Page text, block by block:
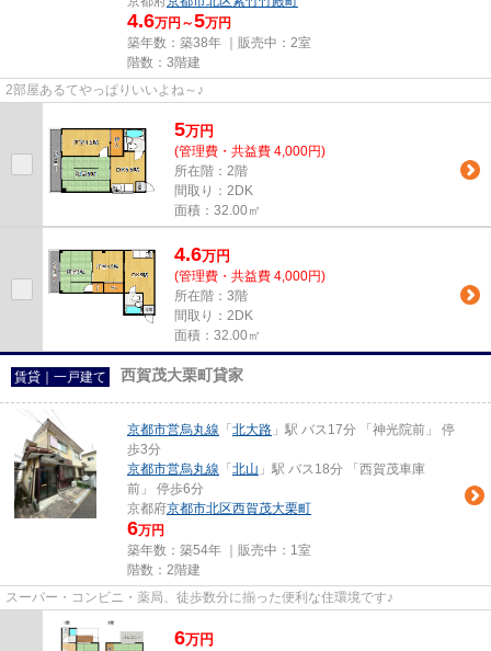
4.6万円～5万円
築年数：築38年 ｜販売中： 2室
階数：3階建
2部屋あるてやっぱりいいよね～♪
5万円
(管理費・共益費 4,000円)
所在階：2階
間取り：2DK
面積：32.00㎡
4.6万円
(管理費・共益費 4,000円)
所在階：3階
間取り：2DK
面積：32.00㎡
賃貸｜一戸建て 西賀茂大栗町貸家
京都市営烏丸線 「 北大路 」駅 バス17分 「神光院前」 停
歩3分
京都市営烏丸線 「 北山 」駅 バス18分 「西賀茂車庫
前」 停歩6分
京都府京都市北区西賀茂大栗町
6万円
築年数：築54年 ｜販売中： 1室
階数：2階建
スーパー・コンビニ・薬局、徒歩数分に揃った便利な住環境です♪
6万円